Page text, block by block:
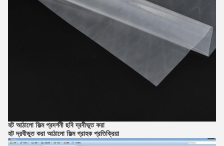
হট আঠালো ফিল্ম প্রদর্শনী ছবি দ্রবীভূত করা
হট দ্রবীভূত করা আঠালো ফিল্ম গ্রাহক প্রতিক্রিয়া